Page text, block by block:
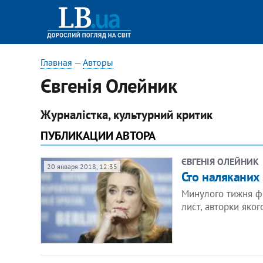
Главная —Авторы
Євгенія Олейник
Журналістка, культурний критик
ПУБЛИКАЦИИ АВТОРА
20 января 2018, 12:35 ЄВГЕНІЯ ОЛЕЙНИК
Сто
Минулого тижня
лист, авторки